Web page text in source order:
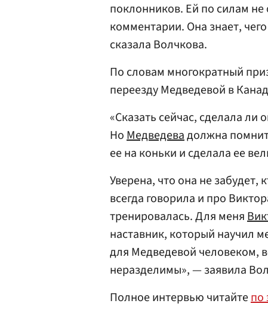
поклонников. Ей по силам
комментарии. Она знает,
сказала Волчкова.
По словам многократный
переезду Медведевой в
«Сказать сейчас, сделала ли
НоМедведевадолжна
ее на коньки и сделала ее
Уверена, что она не забудет,
всегда говорила и про
тренировалась. Для меня
наставник, который научил
для Медведевой человеком,
неразделимы», — заявила
Полное интервью читайтепо